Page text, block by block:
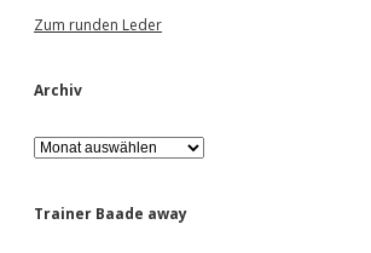
Zum runden Leder
Archiv
A
r
h
Trainer Baade away